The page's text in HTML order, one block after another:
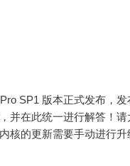
SP1 版本正式发布，
并在此统一进行解答！
核的更新需要手动进行